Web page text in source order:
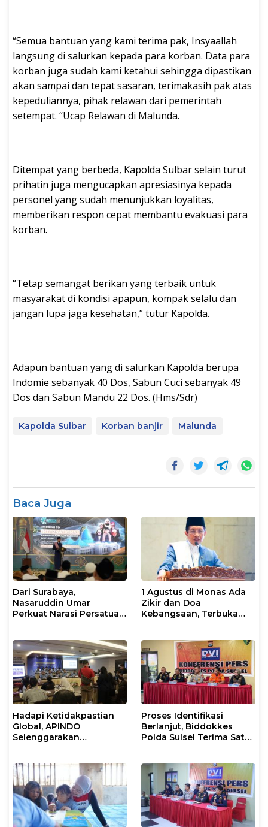
“Semua bantuan yang kami terima pak, Insyaallah
langsung di salurkan kepada para korban. Data para
korban juga sudah kami ketahui sehingga dipastikan
akan sampai dan tepat sasaran, terimakasih pak atas
kepeduliannya, pihak relawan dari pemerintah
setempat. “Ucap Relawan di Malunda.
Ditempat yang berbeda, Kapolda Sulbar selain turut
prihatin juga mengucapkan apresiasinya kepada
personel yang sudah menunjukkan loyalitas,
memberikan respon cepat membantu evakuasi para
korban.
“Tetap semangat berikan yang terbaik untuk
masyarakat di kondisi apapun, kompak selalu dan
jangan lupa jaga kesehatan,” tutur Kapolda.
Adapun bantuan yang di salurkan Kapolda berupa
Indomie sebanyak 40 Dos, Sabun Cuci sebanyak 49
Dos dan Sabun Mandu 22 Dos. (Hms/Sdr)
Kapolda Sulbar Korban banjir Malunda
Baca Juga
Dari Surabaya,
Nasaruddin Umar
Perkuat Narasi Persatuan
1 Agustus di Monas Ada
Zikir dan Doa
Kebangsaan, Terbuka
Hadapi Ketidakpastian
Global, APINDO
Selenggarakan
Ketahanan Ekonomi
Nasional
Proses Identifikasi
Berlanjut, Biddokkes
Polda Sulsel Terima Satu